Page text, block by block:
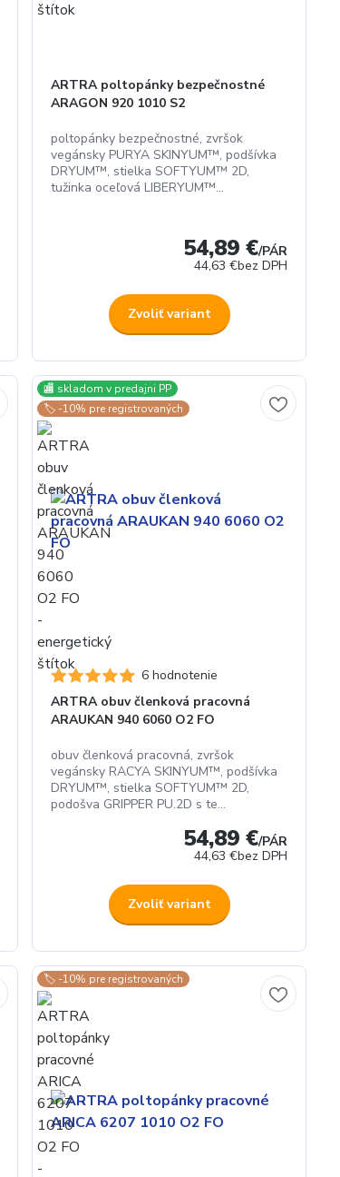
ARTRA poltopánky bezpečnostné
ARAGON 920 1010 S2
poltopánky bezpečnostné, zvršok
vegánsky PURYA SKINYUM™, podšívka
DRYUM™, stielka SOFTYUM™ 2D,
tužinka oceľová LIBERYUM™...
54,89 €/PÁR
44,63 €bez DPH
Zvoliť variant
🏬 skladom v predajni PP
🏷️ -10% pre registrovaných
6 hodnotenie
ARTRA obuv členková pracovná
ARAUKAN 940 6060 O2 FO
obuv členková pracovná, zvršok
vegánsky RACYA SKINYUM™, podšívka
DRYUM™, stielka SOFTYUM™ 2D,
podošva GRIPPER PU.2D s te...
54,89 €/PÁR
44,63 €bez DPH
Zvoliť variant
🏷️ -10% pre registrovaných